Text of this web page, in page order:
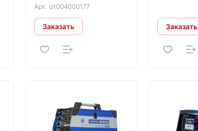
Арт. от004000177
Заказать Заказать